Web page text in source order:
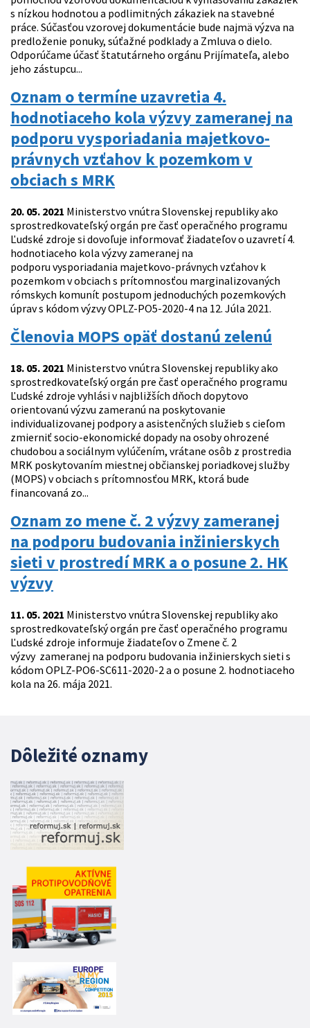
s nízkou hodnotou a podlimitných zákaziek na stavebné
práce. Súčasťou vzorovej dokumentácie bude najmä výzva na
predloženie ponuky, súťažné podklady a Zmluva o dielo.
Odporúčame účasť štatutárneho orgánu Prijímateľa, alebo
jeho zástupcu...
Oznam o termíne uzavretia 4.
hodnotiaceho kola výzvy zameranej na
podporu vysporiadania majetkovo-
právnych vzťahov k pozemkom v
obciach s MRK
20. 05. 2021 Ministerstvo vnútra Slovenskej republiky ako
sprostredkovateľský orgán pre časť operačného programu
Ľudské zdroje si dovoľuje informovať žiadateľov o uzavretí 4.
hodnotiaceho kola výzvy zameranej na
podporu vysporiadania majetkovo-právnych vzťahov k
pozemkom v obciach s prítomnosťou marginalizovaných
rómskych komunít postupom jednoduchých pozemkových
úprav s kódom výzvy OPLZ-PO5-2020-4 na 12. Júla 2021.
Členovia MOPS opäť dostanú zelenú
18. 05. 2021 Ministerstvo vnútra Slovenskej republiky ako
sprostredkovateľský orgán pre časť operačného programu
Ľudské zdroje vyhlási v najbližších dňoch dopytovo
orientovanú výzvu zameranú na poskytovanie
individualizovanej podpory a asistenčných služieb s cieľom
zmierniť socio-ekonomické dopady na osoby ohrozené
chudobou a sociálnym vylúčením, vrátane osôb z prostredia
MRK poskytovaním miestnej občianskej poriadkovej služby
(MOPS) v obciach s prítomnosťou MRK, ktorá bude
financovaná zo...
Oznam zo mene č. 2 výzvy zameranej
na podporu budovania inžinierskych
sieti v prostredí MRK a o posune 2. HK
výzvy
11. 05. 2021 Ministerstvo vnútra Slovenskej republiky ako
sprostredkovateľský orgán pre časť operačného programu
Ľudské zdroje informuje žiadateľov o Zmene č. 2
výzvy zameranej na podporu budovania inžinierskych sieti s
kódom OPLZ-PO6-SC611-2020-2 a o posune 2. hodnotiaceho
kola na 26. mája 2021.
Dôležité oznamy